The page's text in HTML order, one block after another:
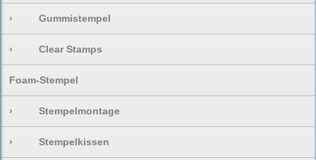
› Gummistempel
› Clear Stamps
Foam-Stempel
› Stempelmontage
› Stempelkissen